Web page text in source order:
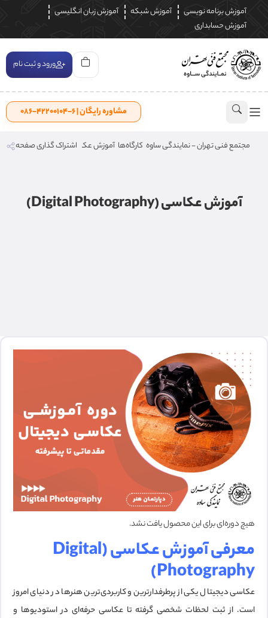
آموزش برنامه نویسی آموزش شبکه
آموزش زبان انگلیسی
آموزش حسابداری
ورود و ثبت نام
مشاوره رایگان | ۶-۴۲۲۰۰۱۰۴-۰۸۶
مجتمع فنی تهران - نمایندگی ساوه کارگاه‌ها آموزش عکاسی (Digital Photography)اشتراک گذاری صفحه
آموزش عکاسی (Digital Photography)
هیچ دوره‌ای برای این محصول یافت نشد.
معرفی آموزش عکاسی (Digital
Photography)
عکاسی دیجیتال یکی از پرطرفدارترین و کاربردی‌ترین هنرها در دنیای امروز
است. از ثبت لحظات شخصی گرفته تا عکاسی حرفه‌ای در استودیوها و